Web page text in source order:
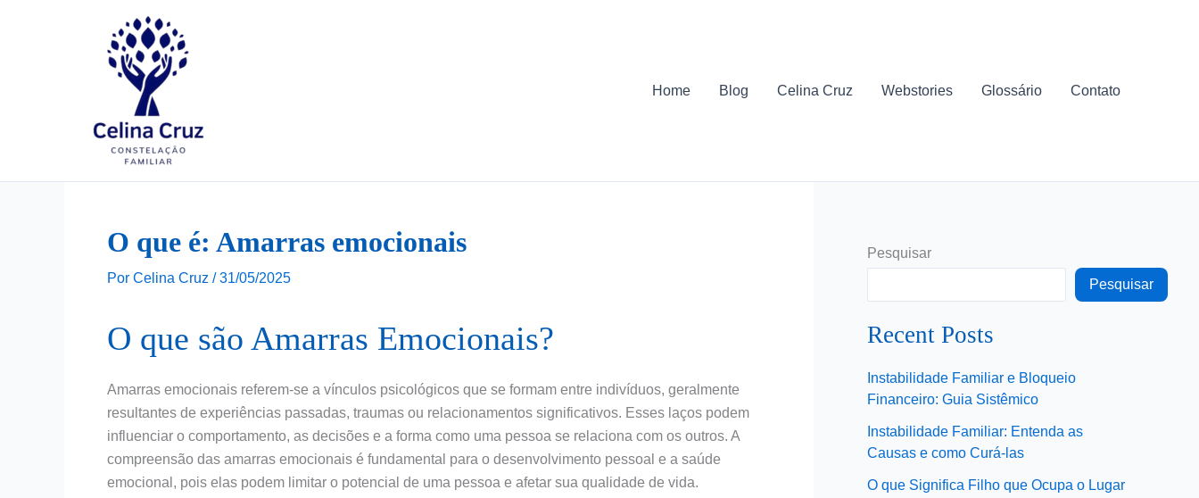
Home Blog Celina Cruz Webstories Glossário Contato
O que é: Amarras emocionais
Por Celina Cruz /31/05/2025
O que são Amarras Emocionais?
Amarras emocionais referem-se a vínculos psicológicos que se formam entre indivíduos, geralmente
resultantes de experiências passadas, traumas ou relacionamentos significativos. Esses laços podem
influenciar o comportamento, as decisões e a forma como uma pessoa se relaciona com os outros. A
compreensão das amarras emocionais é fundamental para o desenvolvimento pessoal e a saúde
emocional, pois elas podem limitar o potencial de uma pessoa e afetar sua qualidade de vida.
Pesquisar
Pesquisar
Recent Posts
Instabilidade Familiar e Bloqueio
Financeiro: Guia Sistêmico
Instabilidade Familiar: Entenda as
Causas e como Curá-las
O que Significa Filho que Ocupa o Lugar